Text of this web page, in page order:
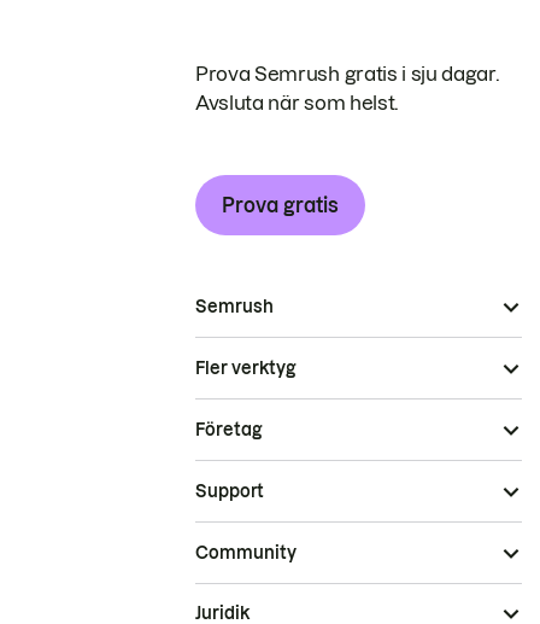
Prova Semrush gratis i sju dagar.
Avsluta när som helst.
Prova gratis
Semrush
Fler verktyg
Företag
Support
Community
Juridik